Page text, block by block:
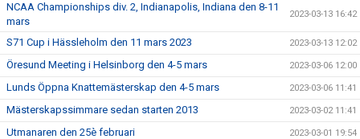
NCAA Championships div. 2, Indianapolis, Indiana den 8-11
mars
2023-03-13 16:42
S71 Cup i Hässleholm den 11 mars 2023 2023-03-13 12:02
Öresund Meeting i Helsinborg den 4-5 mars 2023-03-06 12:00
Lunds Öppna Knattemästerskap den 4-5 mars 2023-03-06 11:41
Mästerskapssimmare sedan starten 2013 2023-03-02 11:41
Utmanaren den 25è februari 2023-03-01 19:54